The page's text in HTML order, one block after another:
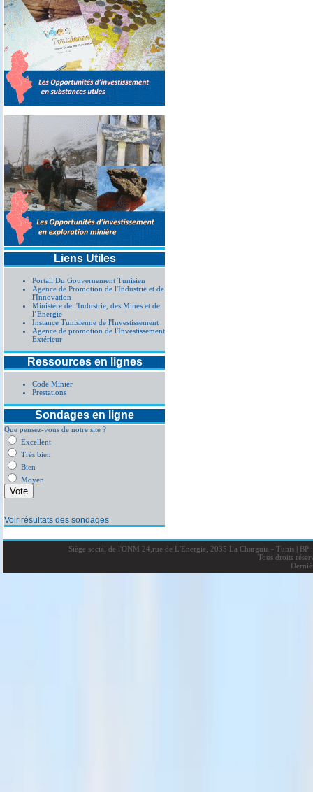
Annonce d'attribution Marché à
procédure simplifiée AO01/
Liens Utiles
Portail Du Gouvernement Tunisien
Agence de Promotion de l'Industrie et de
l'Innovation
Ministère de l'Industrie, des Mines et de
l’Energie
Instance Tunisienne de l'Investissement
Agence de promotion de l'Investissement
Extérieur
Ressources en lignes
Code Minier
Prestations
Sondages en ligne
Que pensez-vous de notre site ?
Excellent
Très bien
Bien
Moyen
Voir résultats des sondages
Siège social de l'ONM 24,rue de L'Energie, 2035 La Charguia - Tunis |BP:
Tous droits